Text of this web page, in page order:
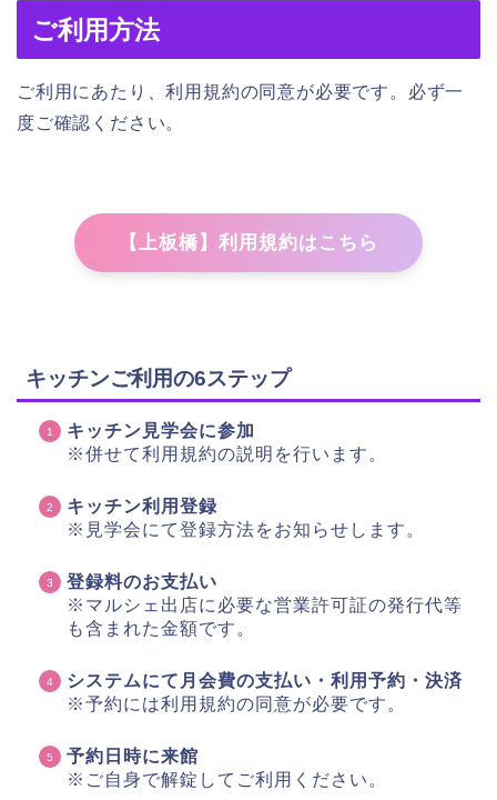
ご利用方法
ご利用にあたり、利用規約の同意が必要です。必ず一
度ご確認ください。
【上板橋】利用規約はこちら
キッチンご利用の6ステップ
キッチン見学会に参加
※併せて利用規約の説明を行います。
キッチン利用登録
※見学会にて登録方法をお知らせします。
登録料のお支払い
※マルシェ出店に必要な営業許可証の発行代等
も含まれた金額です。
システムにて月会費の支払い・利用予約・決済
※予約には利用規約の同意が必要です。
予約日時に来館
※ご自身で解錠してご利用ください。